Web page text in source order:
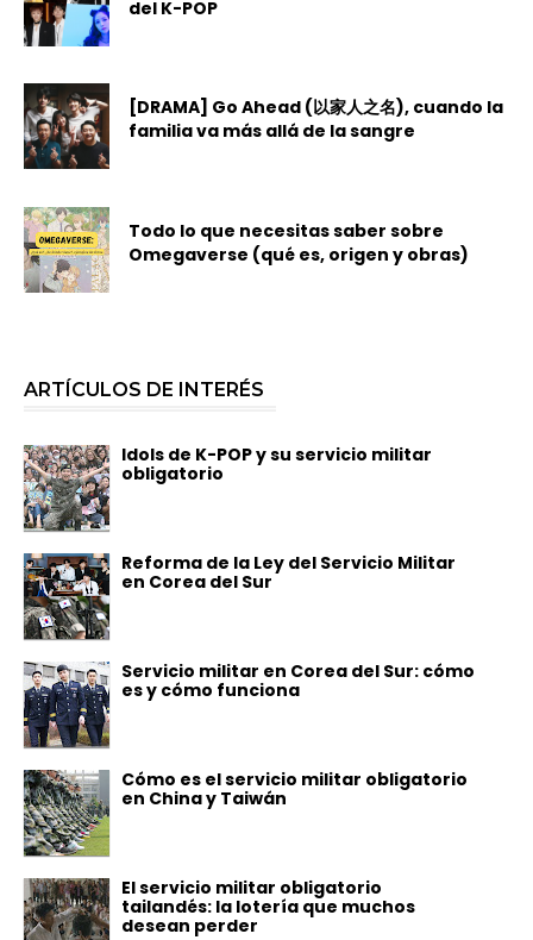
del K-POP
[DRAMA] Go Ahead (以家人之名), cuando la
familia va más allá de la sangre
Todo lo que necesitas saber sobre
Omegaverse (qué es, origen y obras)
ARTÍCULOS DE INTERÉS
Idols de K-POP y su servicio militar
obligatorio
Reforma de la Ley del Servicio Militar
en Corea del Sur
Servicio militar en Corea del Sur: cómo
es y cómo funciona
Cómo es el servicio militar obligatorio
en China y Taiwán
El servicio militar obligatorio
tailandés: la lotería que muchos
desean perder